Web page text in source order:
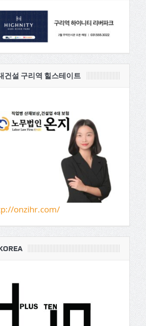
건설 구리역 힐스테이트
onzihr.com/